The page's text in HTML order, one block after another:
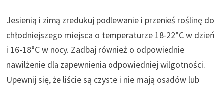
Jesienią i zimą zredukuj podlewanie i przenieś roślinę do
chłodniejszego miejsca o temperaturze 18-22°C w dzień
i 16-18°C w nocy. Zadbaj również o odpowiednie
nawilżenie dla zapewnienia odpowiedniej wilgotności.
Upewnij się, że liście są czyste i nie mają osadów lub